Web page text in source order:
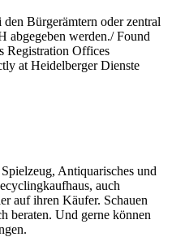
Bürgerämtern oder zentral
abgegeben werden./ Found
Registration Offices
at Heidelberger Dienste
Antiquarisches und
auch
auf ihren Käufer. Schauen
beraten. Und gerne können